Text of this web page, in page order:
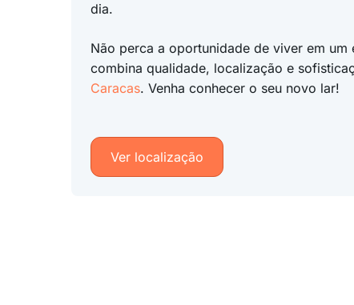
dia.
Não perca a oportunidade de viver em um
combina qualidade, localização e
Caracas. Venha conhecer o seu novo lar!
Ver localização